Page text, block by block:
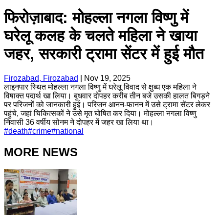
फिरोज़ाबाद: मोहल्ला नगला विष्णु में
घरेलू कलह के चलते महिला ने खाया
जहर, सरकारी ट्रामा सेंटर में हुई मौत
Firozabad, Firozabad
Nov 19, 2025
लाइनपार स्थित मोहल्ला नगला विष्णु में घरेलू विवाद से क्षुब्ध एक महिला ने
विषाक्त पदार्थ खा लिया। बुधवार दोपहर करीब तीन बजे उसकी हालत बिगड़ने
पर परिजनों को जानकारी हुई। परिजन आनन-फानन में उसे ट्रामा सेंटर लेकर
पहुंचे, जहां चिकित्सकों ने उसे मृत घोषित कर दिया। मोहल्ला नगला विष्णु
निवासी 36 वर्षीय सोनम ने दोपहर में जहर खा लिया था।
#death#crime#national
MORE NEWS